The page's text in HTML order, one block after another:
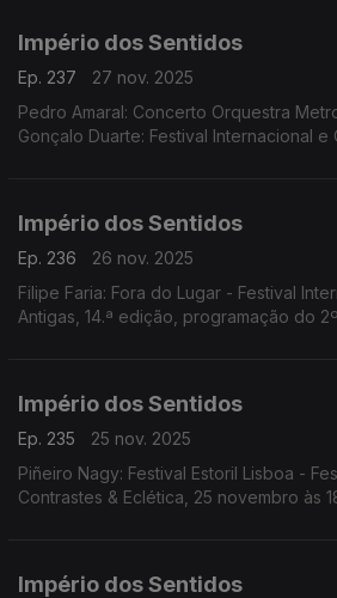
Império dos Sentidos
Ep. 237
27 nov. 2025
Pedro Amaral: Concerto Orquestra
Gonçalo Duarte: Festival Internacional
Império dos Sentidos
Ep. 236
26 nov. 2025
Filipe Faria: Fora do Lugar - Festival
Antigas, 14.ª edição, programação do
Império dos Sentidos
Ep. 235
25 nov. 2025
Piñeiro Nagy: Festival Estoril Lisboa -
Contrastes & Eclética, 25 novembro às
Império dos Sentidos